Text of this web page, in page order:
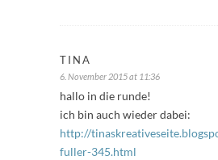
TINA
6. November 2015 at 11:36
hallo in die runde!
ich bin auch wieder dabei:
http://
fuller-345.html